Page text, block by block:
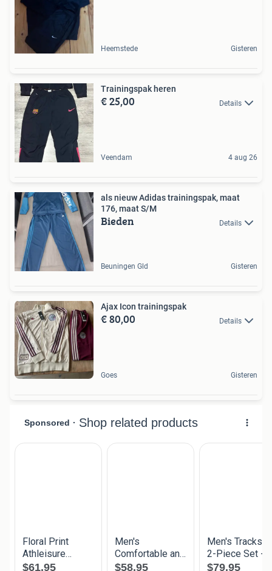
Heemstede Gisteren
Trainingspak heren
€ 25,00 Details
Veendam 4 aug 26
als nieuw Adidas trainingspak, maat
176, maat S/M
Bieden Details
Beuningen Gld Gisteren
Ajax Icon trainingspak
€ 80,00 Details
Goes Gisteren